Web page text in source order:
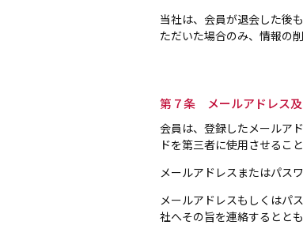
当社は、会員が退会した後
ただいた場合のみ、情報の
第７条 メールアドレス
会員は、登録したメールア
ドを第三者に使用させるこ
メールアドレスまたはパス
メールアドレスもしくはパ
社へその旨を連絡するとと